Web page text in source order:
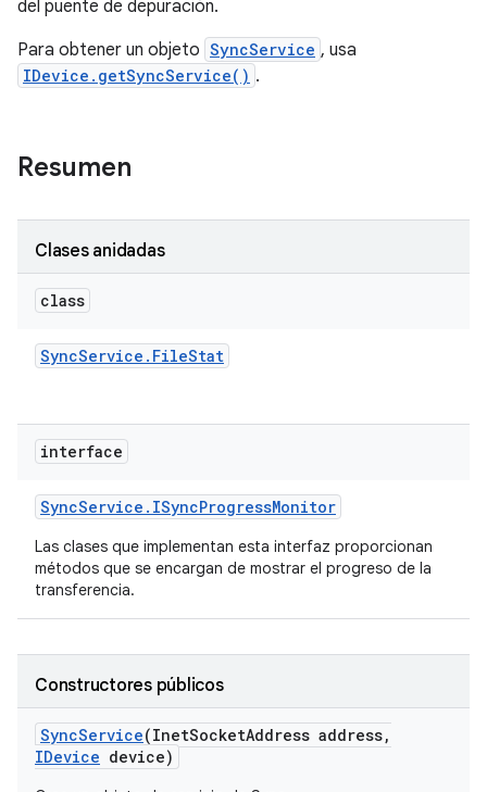
del puente de depuración.
Para obtener un objeto SyncService , usa
IDevice.getSyncService() .
Resumen
Clases anidadas
class
SyncService . FileStat
interface
SyncService . ISyncProgressMonitor
Las clases que implementan esta interfaz proporcionan
métodos que se encargan de mostrar el progreso de la
transferencia.
Constructores públicos
SyncService(InetSocketAddress address,
IDevice device)